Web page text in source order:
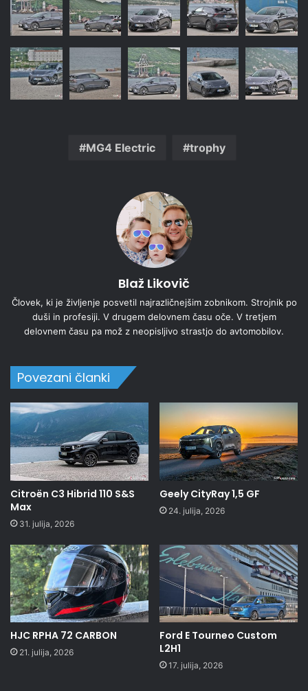
MG4 Electric trophy
Blaž Likovič
Človek, ki je življenje posvetil najrazličnejšim zobnikom. Strojnik po
duši in profesiji. V drugem delovnem času oče. V tretjem
delovnem času pa mož z neopisljivo strastjo do avtomobilov.
Povezani članki
Citroën C3 Hibrid 110 S&S
Max
31. julija, 2026
Geely CityRay 1,5 GF
24. julija, 2026
HJC RPHA 72 CARBON
21. julija, 2026
Ford E Tourneo Custom
L2H1
17. julija, 2026